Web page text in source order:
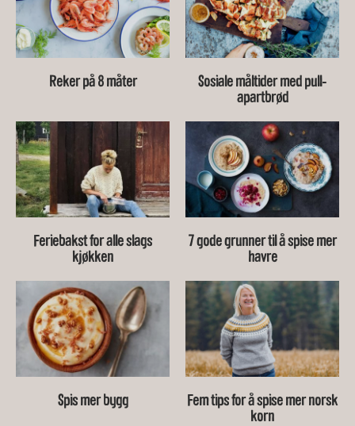
Reker på 8 måter
Sosiale måltider med pull-
apartbrød
Feriebakst for alle slags
kjøkken
7 gode grunner til å spise mer
havre
Spis mer bygg
Fem tips for å spise mer norsk
korn